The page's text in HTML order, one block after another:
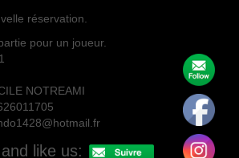
réservation.
pour un joueur.
NOTREAMI
like us: